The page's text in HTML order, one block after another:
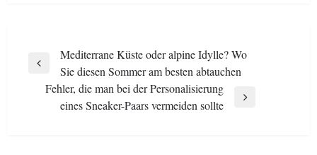
Post
navigation
Previous
Post
Mediterrane Küste oder alpine Idylle? Wo
Sie diesen Sommer am besten abtauchen
Fehler, die man bei der Personalisierung
eines Sneaker-Paars vermeiden sollte